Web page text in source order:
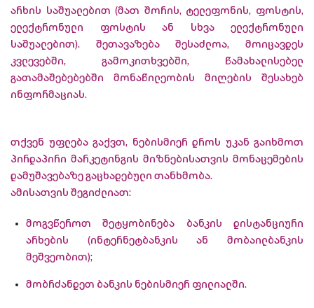
არხის საშუალებით (მათ შორის, ტელეფონის, ფოსტის,
ელექტრონული ფოსტის ან სხვა ელექტრონული
საშუალებით). შეთავაზება შესაძლოა, მოიცავდეს
კვლევებში, გამოკითხვებში, წამახალისებელ
გათამაშებებებში მონაწილეობის მიღების შესახებ
ინფორმაციას.
თქვენ უფლება გაქვთ, ნებისმიერ დროს უკან გაიხმოთ
პირდაპირი მარკეტინგის მიზნებისათვის მონაცემების
დამუშავებაზე გაცხადებული თანხმობა.
ამისათვის შეგიძლიათ:
მოგვწეროთ შეტყობინება ბანკის დისტანციური
არხების (ინტერნეტბანკის ან მობაილბანკის
მეშვეობით);
მობრძანდეთ ბანკის ნებისმიერ ფილიალში.